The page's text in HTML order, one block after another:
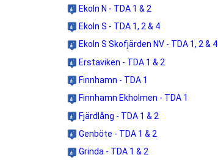
Ekoln N - TDA 1 & 2
Ekoln S - TDA 1, 2 & 4
Ekoln S Skofjärden NV - TDA 1, 2 & 4
Erstaviken - TDA 1 & 2
Finnhamn - TDA 1
Finnhamn Ekholmen - TDA 1
Fjärdlång - TDA 1 & 2
Genböte - TDA 1 & 2
Grinda - TDA 1 & 2